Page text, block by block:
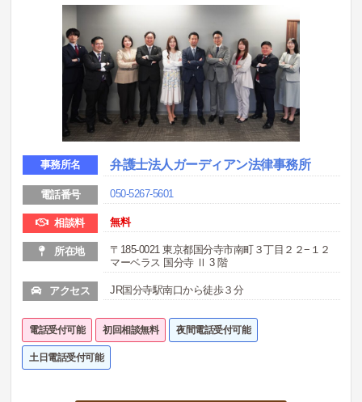
事務所名 弁護士法人ガーディアン法律事務所
電話番号 050-5267-5601
相談料 無料
所在地
〒185-0021 東京都国分寺市南町３丁目２２−１２
マーベラス 国分寺 Ⅱ 3 階
アクセス JR国分寺駅南口から徒歩３分
電話受付可能 初回相談無料 夜間電話受付可能
土日電話受付可能